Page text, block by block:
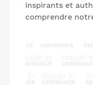
inspirants et
comprendre